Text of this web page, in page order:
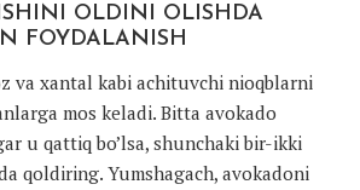
OLDINI OLISHDA
FOYDALANISH
va xantal kabi achituvchi nioqblarni
mos keladi. Bitta avokado
u qattiq bo’lsa, shunchaki bir-ikki
qoldiring. Yumshagach, avokadoni